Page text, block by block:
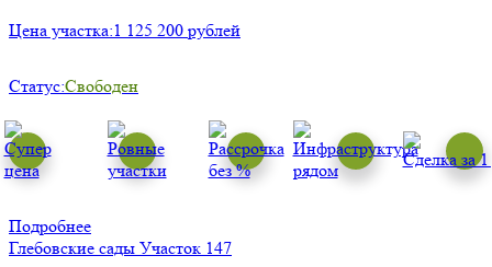
Цена участка:1 125 200 рублей
Статус:Свободен
Подробнее
Глебовские сады Участок 147